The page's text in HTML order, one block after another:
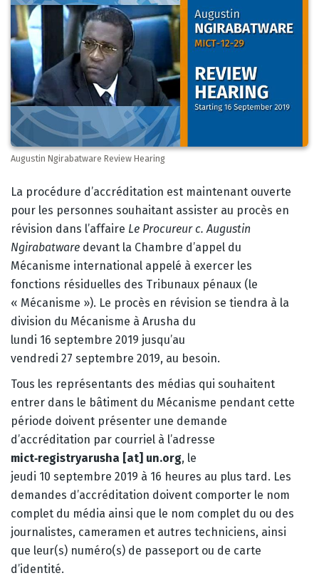
Augustin Ngirabatware Review Hearing
Corps
La procédure d’accréditation est maintenant ouverte
pour les personnes souhaitant assister au procès en
révision dans l’affaire Le Procureur c. Augustin
Ngirabatware devant la Chambre d’appel du
Mécanisme international appelé à exercer les
fonctions résiduelles des Tribunaux pénaux (le
« Mécanisme »). Le procès en révision se tiendra à la
division du Mécanisme à Arusha du
lundi 16 septembre 2019 jusqu’au
vendredi 27 septembre 2019, au besoin.
Tous les représentants des médias qui souhaitent
entrer dans le bâtiment du Mécanisme pendant cette
période doivent présenter une demande
d’accréditation par courriel à l’adresse
mict‑registryarusha [at] un.org, le
jeudi 10 septembre 2019 à 16 heures au plus tard. Les
demandes d’accréditation doivent comporter le nom
complet du média ainsi que le nom complet du ou des
journalistes, cameramen et autres techniciens, ainsi
que leur(s) numéro(s) de passeport ou de carte
d’identité.